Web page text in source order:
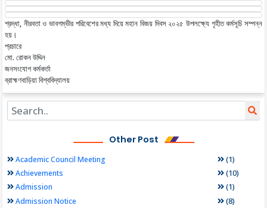
শ্রদ্ধা, নীরবতা ও ভাবগম্ভীর পরিবেশের মধ্য দিয়ে মহান বিজয় দিবস ২০২৫ উপলক্ষ্যে গৃহীত কর্মসূচি সম্পন্ন
হয়।
প্রচারে
মো. রোকন উদ্দিন
জনসংযোগ কর্মকর্তা
ব্রাহ্মণবাড়িয়া বিশ্ববিদ্যালয়
Other Post
Academic Council Meeting (1)
Achievements (10)
Admission (1)
Admission Notice (8)